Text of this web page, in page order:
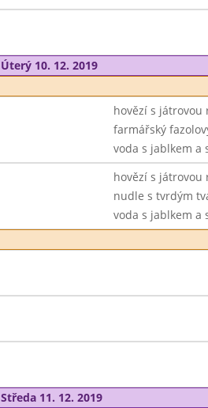
Úterý 10. 12. 2019
hovězí s játrovou
farmářský
voda s jablkem a
hovězí s játrovou
nudle s tvrdým
voda s jablkem a
Středa 11. 12. 2019